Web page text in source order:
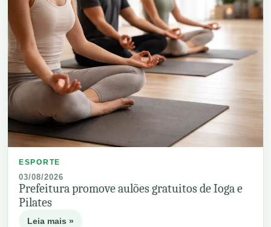
ESPORTE
03/08/2026
Prefeitura promove aulões gratuitos de Ioga e
Pilates
Leia mais »